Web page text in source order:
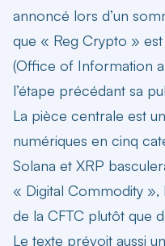
annoncé lors d’un
que « Reg Crypto » est
(Office of Information
l’étape précédant sa
La pièce centrale est
numériques en cinq
Solana et XRP
« Digital Commodity »,
de la CFTC plutôt que
Le texte prévoit aussi